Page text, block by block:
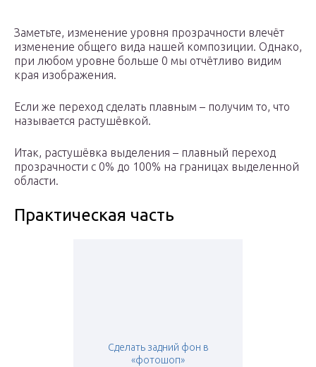
Заметьте, изменение уровня прозрачности влечёт
изменение общего вида нашей композиции. Однако,
при любом уровне больше 0 мы отчётливо видим
края изображения.
Если же переход сделать плавным – получим то, что
называется растушёвкой.
Итак, растушёвка выделения – плавный переход
прозрачности с 0% до 100% на границах выделенной
области.
Практическая часть
Сделать задний фон в
«фотошоп»